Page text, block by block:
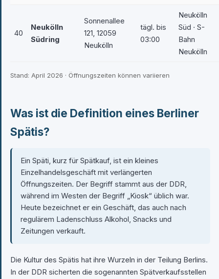
40
Neukölln
Südring
Sonnenallee
121, 12059
Neukölln
tägl. bis
03:00
Neukölln
Süd · S-
Bahn
Neukölln
Stand: April 2026 · Öffnungszeiten können variieren
Was ist die Definition eines Berliner
Spätis?
Ein Späti, kurz für Spätkauf, ist ein kleines
Einzelhandelsgeschäft mit verlängerten
Öffnungszeiten. Der Begriff stammt aus der DDR,
während im Westen der Begriff „Kiosk“ üblich war.
Heute bezeichnet er ein Geschäft, das auch nach
regulärem Ladenschluss Alkohol, Snacks und
Zeitungen verkauft.
Die Kultur des Spätis hat ihre Wurzeln in der Teilung Berlins.
In der DDR sicherten die sogenannten Spätverkaufsstellen